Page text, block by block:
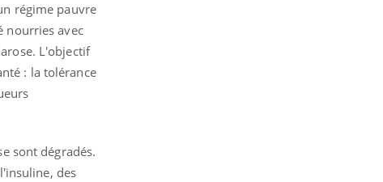
régime pauvre
nourries avec
L'objectif
: la tolérance
sont dégradés.
des